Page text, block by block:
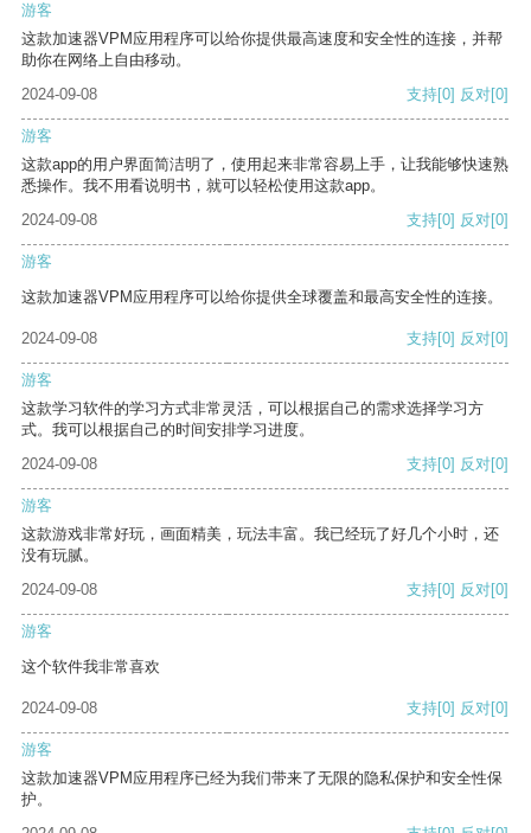
游客
这款加速器VPM应用程序可以给你提供最高速度和安全性的连接，并帮
助你在网络上自由移动。
2024-09-08
支持[0] 反对[0]
游客
这款app的用户界面简洁明了，使用起来非常容易上手，让我能够快速熟
悉操作。我不用看说明书，就可以轻松使用这款app。
2024-09-08
支持[0] 反对[0]
游客
这款加速器VPM应用程序可以给你提供全球覆盖和最高安全性的连接。
2024-09-08 支持[0] 反对[0]
游客
这款学习软件的学习方式非常灵活，可以根据自己的需求选择学习方
式。我可以根据自己的时间安排学习进度。
2024-09-08
支持[0] 反对[0]
游客
这款游戏非常好玩，画面精美，玩法丰富。我已经玩了好几个小时，还
没有玩腻。
2024-09-08
支持[0] 反对[0]
游客
这个软件我非常喜欢
2024-09-08 支持[0] 反对[0]
游客
这款加速器VPM应用程序已经为我们带来了无限的隐私保护和安全性保
护。